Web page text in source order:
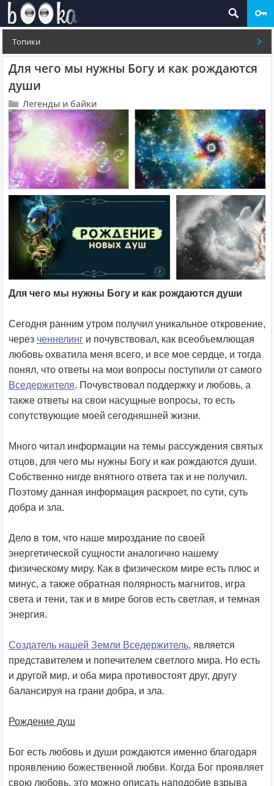
Топики
Для чего мы нужны Богу и как рождаются
души
Легенды и байки
Для чего мы нужны Богу и как рождаются души
Сегодня ранним утром получил уникальное откровение,
через ченнелинг и почувствовал, как всеобъемлющая
любовь охватила меня всего, и все мое сердце, и тогда
понял, что ответы на мои вопросы поступили от самого
Вседержителя. Почувствовал поддержку и любовь, а
также ответы на свои насущные вопросы, то есть
сопутствующие моей сегодняшней жизни.
Много читал информации на темы рассуждения святых
отцов, для чего мы нужны Богу и как рождаются души.
Собственно нигде внятного ответа так и не получил.
Поэтому данная информация раскроет, по сути, суть
добра и зла.
Дело в том, что наше мироздание по своей
энергетической сущности аналогично нашему
физическому миру. Как в физическом мире есть плюс и
минус, а также обратная полярность магнитов, игра
света и тени, так и в мире богов есть светлая, и темная
энергия.
Создатель нашей Земли Вседержитель, является
представителем и попечителем светлого мира. Но есть
и другой мир, и оба мира противостоят друг, другу
балансируя на грани добра, и зла.
Рождение душ
Бог есть любовь и души рождаются именно благодаря
проявлению божественной любви. Когда Бог проявляет
свою любовь, это можно описать наподобие взрыва